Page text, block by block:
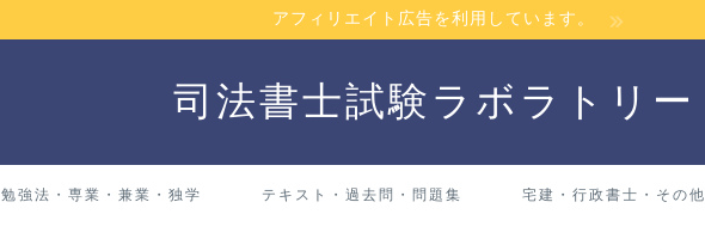
アフィリエイト広告を利用しています。
司法書士試験ラボラトリー
勉強法・専業・兼業・独学 テキスト・過去問・問題集 宅建・行政書士・その他